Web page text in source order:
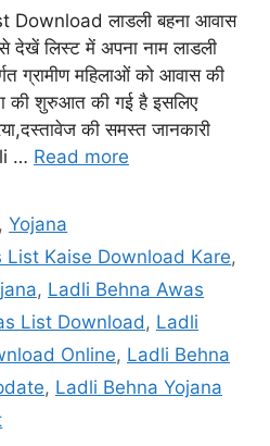
लाडली बहना आवास
देखें लिस्ट में अपना नाम लाडली
ग्रामीण महिलाओं को आवास की
की शुरुआत की गई है इसलिए
की समस्त जानकारी
… Read more
,Yojana
List Kaise Download Kare,
, Ladli Behna Awas
List Download, Ladli
Online, Ladli Behna
, Ladli Behna Yojana